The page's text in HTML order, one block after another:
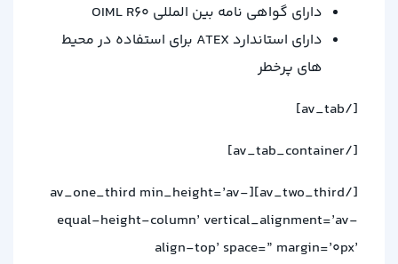
دارای گواهی نامه بین المللی OIML R60
دارای استاندارد ATEX برای استفاده در محیط
های پرخطر
[/av_tab]
[/av_tab_container]
[/av_two_third][av_one_third min_height=’av-
equal-height-column’ vertical_alignment=’av-
align-top’ space=” margin=’0px’